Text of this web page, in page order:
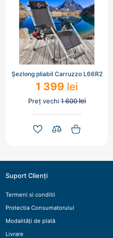
Șezlong pliabil Carruzzo L66R2
1 399 lei
Preț vechi1 600lei
Suport Clienți
Termeni si conditii
Protectia Consumatorului
Modalități de plată
Livrare